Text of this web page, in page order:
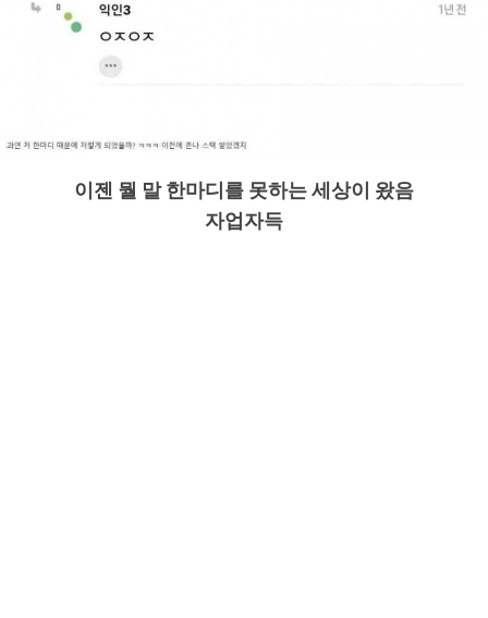
이젠 뭘 말 한마디를 못하는 세상이 왔음
자업자득